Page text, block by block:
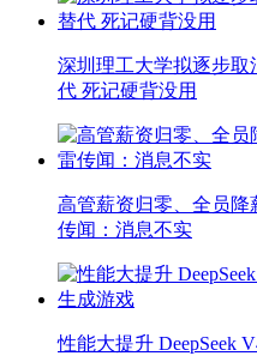
深圳理工大学拟逐步
代 死记硬背没用
高管薪资归零、全员
传闻：消息不实
性能大提升 DeepSeek